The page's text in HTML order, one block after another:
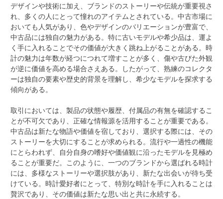
デザインや技術に加え、ブランドのストーリーや伝統が重要視さ
れ、多くの人にとって憧れのアイテムとされている。中古市場に
おいても人気があり、色やデザインのバリエーションが豊富で、
中古品には独自の魅力がある。特に古いモデルや希少品は、運よ
く手に入れることでその価値が大きく跳ね上がることがある。時
計の魅力は年数が経つにつれて増すことが多く、傷や古びた外観
が逆に価値を高める場合さえある。したがって、熟練のコレクタ
ーは独自の要素や歴史的背景を理解し、希少なモデルを探求する
傾向がある。
取引においては、製品の状態や履歴、付属品の有無を確認するこ
とが不可欠であり、正確な情報源を活用することが重要である。
中古品は新たな物語や価値を宿しており、選択する際には、その
ストーリーを大切にすることが求められる。流行や一過性の機能
にとらわれず、自分自身の嗜好や価値観に沿ったモデルを見極め
ることが重要だ。このように、一つのブランドから選ばれる時計
には、多様なストーリーや選択肢があり、新たな出会いが待ち受
けている。時計愛好者にとって、特別な時計を手に入れることは
贅沢であり、その価値は新たな思い出と共に永続する。